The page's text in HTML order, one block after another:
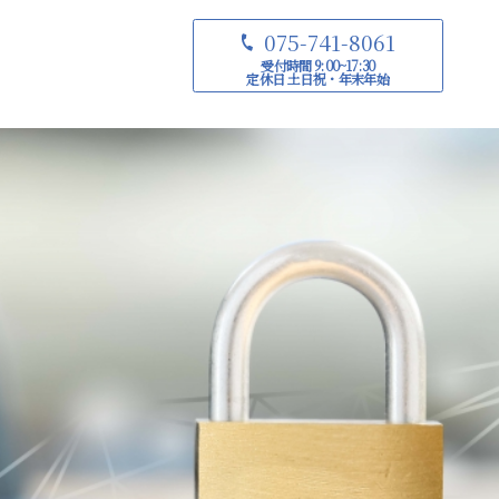
075-741-8061
受付時間 9:00~17:30
定休日 土日祝・年末年始